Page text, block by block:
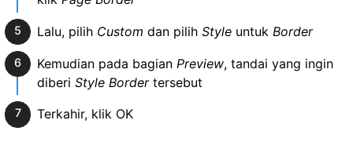
Lalu, pilih Custom dan pilih Styleuntuk Border
Kemudian pada bagian Preview, tandai yang ingin
diberi Style Bordertersebut
Terkahir, klik OK